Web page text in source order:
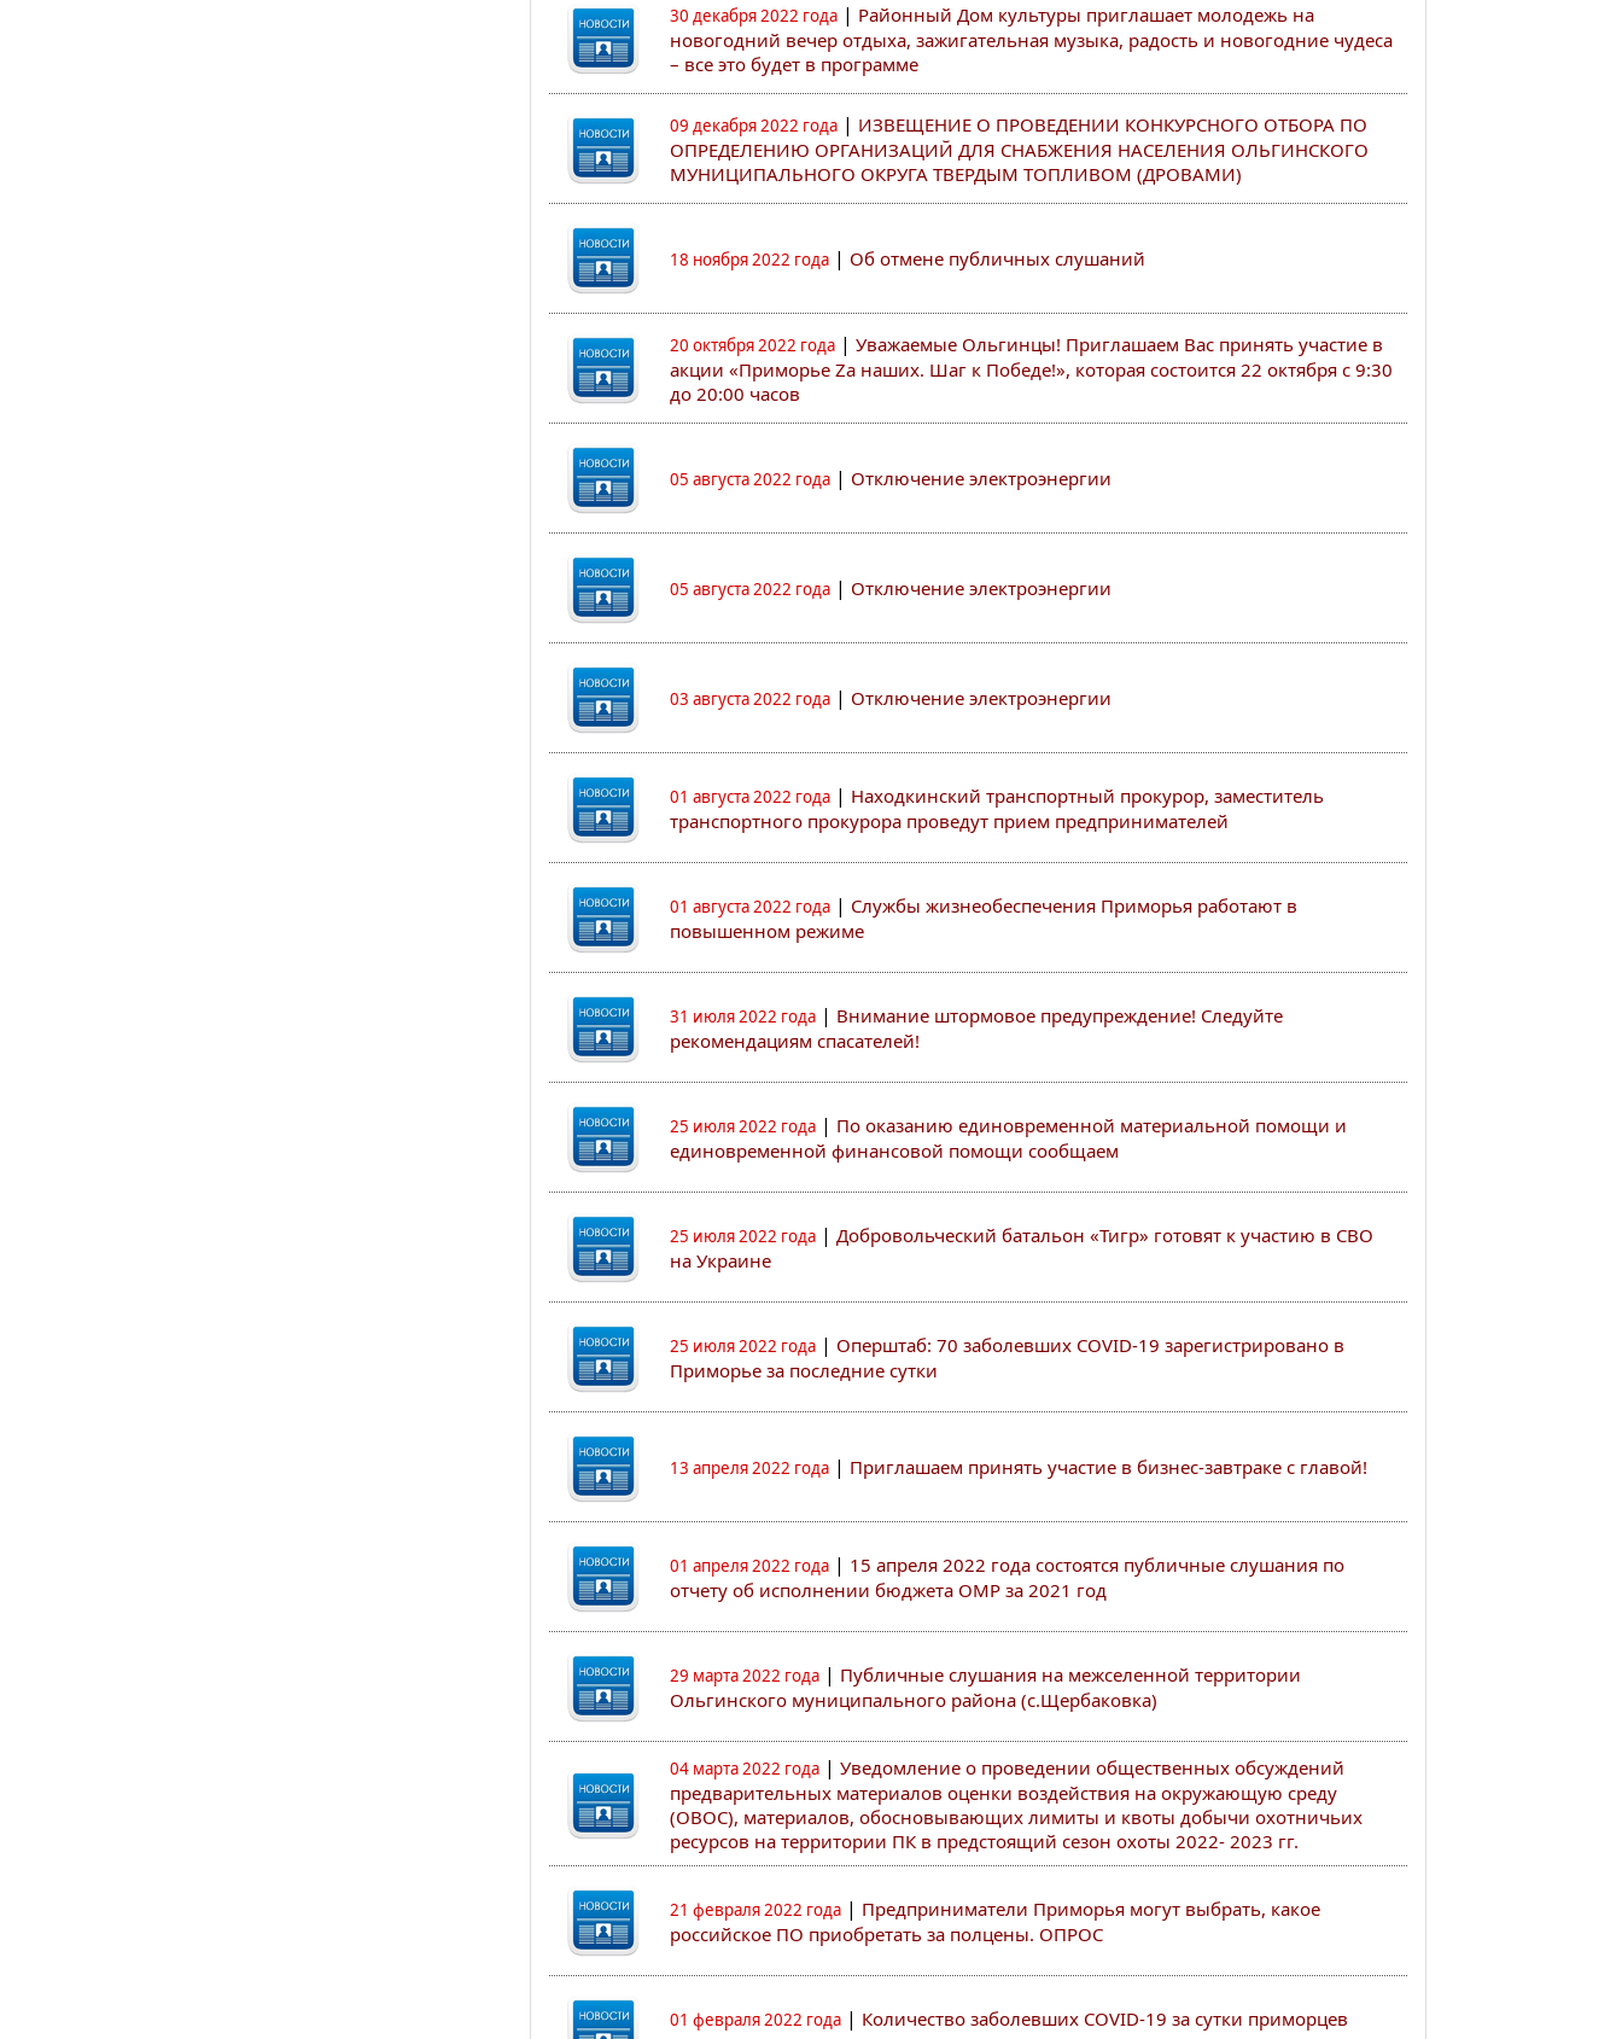
30 декабря 2022 года | Районный Дом культуры приглашает молодежь на
новогодний вечер отдыха, зажигательная музыка, радость и новогодние чудеса
– все это будет в программе
09 декабря 2022 года | ИЗВЕЩЕНИЕ О ПРОВЕДЕНИИ КОНКУРСНОГО ОТБОРА ПО
ОПРЕДЕЛЕНИЮ ОРГАНИЗАЦИЙ ДЛЯ СНАБЖЕНИЯ НАСЕЛЕНИЯ ОЛЬГИНСКОГО
МУНИЦИПАЛЬНОГО ОКРУГА ТВЕРДЫМ ТОПЛИВОМ (ДРОВАМИ)
18 ноября 2022 года | Об отмене публичных слушаний
20 октября 2022 года | Уважаемые Ольгинцы! Приглашаем Вас принять участие в
акции «Приморье Zа наших. Шаг к Победе!», которая состоится 22 октября с 9:30
до 20:00 часов
05 августа 2022 года | Отключение электроэнергии
05 августа 2022 года | Отключение электроэнергии
03 августа 2022 года | Отключение электроэнергии
01 августа 2022 года | Находкинский транспортный прокурор, заместитель
транспортного прокурора проведут прием предпринимателей
01 августа 2022 года | Службы жизнеобеспечения Приморья работают в
повышенном режиме
31 июля 2022 года | Внимание штормовое предупреждение! Следуйте
рекомендациям спасателей!
25 июля 2022 года | По оказанию единовременной материальной помощи и
единовременной финансовой помощи сообщаем
25 июля 2022 года | Добровольческий батальон «Тигр» готовят к участию в СВО
на Украине
25 июля 2022 года | Оперштаб: 70 заболевших COVID-19 зарегистрировано в
Приморье за последние сутки
13 апреля 2022 года | Приглашаем принять участие в бизнес-завтраке с главой!
01 апреля 2022 года | 15 апреля 2022 года состоятся публичные слушания по
отчету об исполнении бюджета ОМР за 2021 год
29 марта 2022 года | Публичные слушания на межселенной территории
Ольгинского муниципального района (с.Щербаковка)
04 марта 2022 года | Уведомление о проведении общественных обсуждений
предварительных материалов оценки воздействия на окружающую среду
(ОВОС), материалов, обосновывающих лимиты и квоты добычи охотничьих
ресурсов на территории ПК в предстоящий сезон охоты 2022- 2023 гг.
21 февраля 2022 года | Предприниматели Приморья могут выбрать, какое
российское ПО приобретать за полцены. ОПРОС
01 февраля 2022 года | Количество заболевших COVID-19 за сутки приморцев